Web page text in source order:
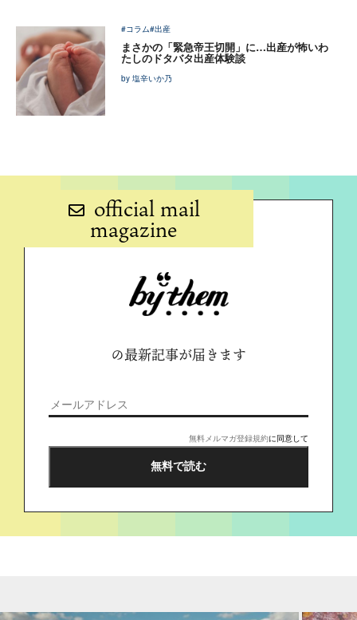
#コラム#出産
まさかの「緊急帝王切開」に…出産が怖いわ
たしのドタバタ出産体験談
by 塩辛いか乃
official mail
magazine
の最新記事が届きます
無料メルマガ登録規約に同意して